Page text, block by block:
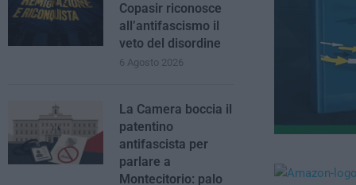
Copasir riconosce
all’antifascismo il
veto del disordine
6 Agosto 2026
La Camera boccia il
patentino
antifascista per
parlare a
Montecitorio: palo